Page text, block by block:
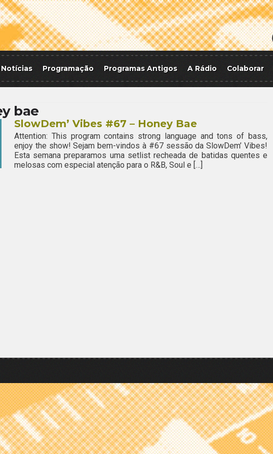
Notícias Programação Programas Antigos A Rádio Colaborar
bae
SlowDem’ Vibes #67 – Honey Bae
Attention: This program contains strong language and tons of bass,
enjoy the show! Sejam bem-vindos à #67 sessão da SlowDem’ Vibes!
Esta semana preparamos uma setlist recheada de batidas quentes e
melosas com especial atenção para o R&B, Soul e […]